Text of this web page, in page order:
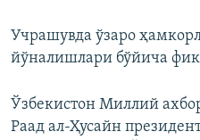
Учрашувда ўзаро
йўналишлари бўйича
Ўзбекистон Миллий
Раад ал-Ҳусайн